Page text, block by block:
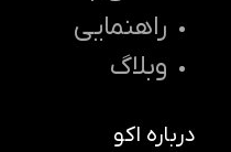
راهنمایی
وبلاگ
درباره اکو